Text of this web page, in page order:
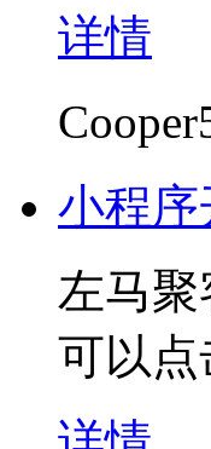
详情
小程
左马
可以